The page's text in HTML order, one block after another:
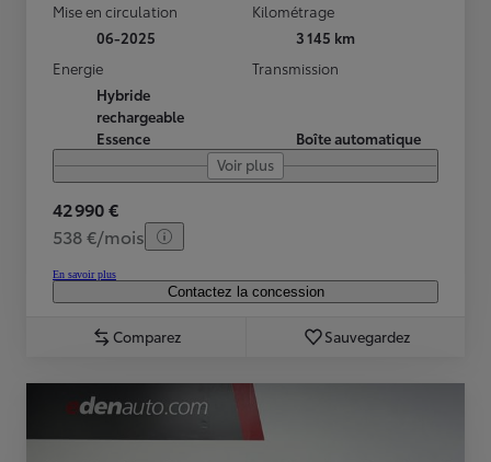
Mise en circulation
06-2025
Kilométrage
3 145 km
Energie
Hybride
rechargeable
Essence
Transmission
Boîte automatique
Voir plus
42 990 €
538 €/mois
En savoir plus
Contactez la concession
Comparez Sauvegardez